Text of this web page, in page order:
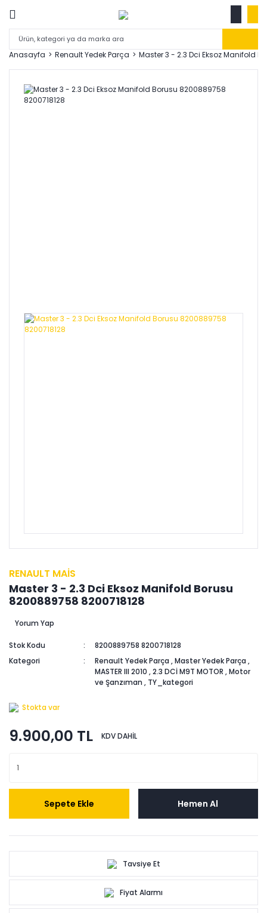
Anasayfa Renault Yedek Parça Master 3 - 2.3 Dci Eksoz Manifold
RENAULT MAİS
Master 3 - 2.3 Dci Eksoz Manifold Borusu
8200889758 8200718128
Yorum Yap
Stok Kodu
8200889758 8200718128
Kategori
Renault Yedek Parça ,Master Yedek Parça ,
MASTER III 2010 ,2.3 DCİ M9T MOTOR ,Motor
ve Şanzıman , TY_kategori
Stokta var
9.900,00 TL KDV DAHİL
Sepete Ekle Hemen Al
Tavsiye Et
Fiyat Alarmı